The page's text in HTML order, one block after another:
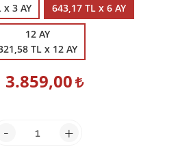
x 3 AY
643,17 TL x 6 AY
12 AY
TL x 12 AY
3.859,00
- +